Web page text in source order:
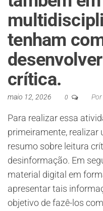
tenham
crítica.
maio 12, 2026 0 Por
Para realizar essa
primeiramente, realizar
resumo sobre leitura
desinformação. Em
material digital em
apresentar tais
objetivo de fazê-los